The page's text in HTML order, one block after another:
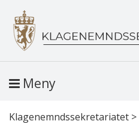
Meny
Klagenemndssekretariatet >